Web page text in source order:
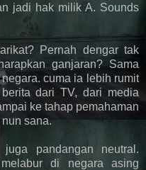
jadi hak milik A. Sounds
Pernah dengar tak
ganjaran? Sama
cuma ia lebih rumit
dari TV, dari media
ke tahap pemahaman
sana.
pandangan neutral.
di negara asing